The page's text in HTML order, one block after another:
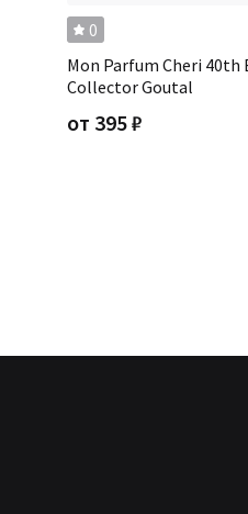
0
Mon Parfum Cheri 40th
Collector Goutal
от 395₽